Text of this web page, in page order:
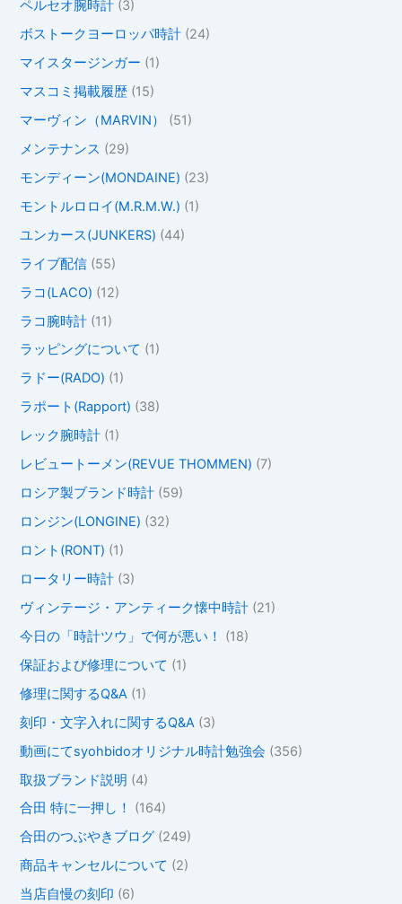
ペルセオ腕時計 (3)
ボストークヨーロッパ時計 (24)
マイスタージンガー (1)
マスコミ掲載履歴 (15)
マーヴィン（MARVIN）
(51)
メンテナンス (29)
モンディーン(MONDAINE) (23)
モントルロロイ(M.R.M.W.) (1)
ユンカース(JUNKERS) (44)
ライブ配信 (55)
ラコ(LACO) (12)
ラコ腕時計 (11)
ラッピングについて (1)
ラドー(RADO) (1)
ラポート(Rapport) (38)
レック腕時計 (1)
レビュートーメン(REVUE THOMMEN) (7)
ロシア製ブランド時計 (59)
ロンジン(LONGINE) (32)
ロント(RONT) (1)
ロータリー時計 (3)
ヴィンテージ・アンティーク懐中時計 (21)
今日の「時計ツウ」で何が悪い！
(18)
保証および修理について (1)
修理に関するQ&A (1)
刻印・文字入れに関するQ&A (3)
動画にてsyohbidoオリジナル時計勉強会 (356)
取扱ブランド説明 (4)
合田 特に一押し！
(164)
合田のつぶやきブログ (249)
商品キャンセルについて (2)
当店自慢の刻印 (6)